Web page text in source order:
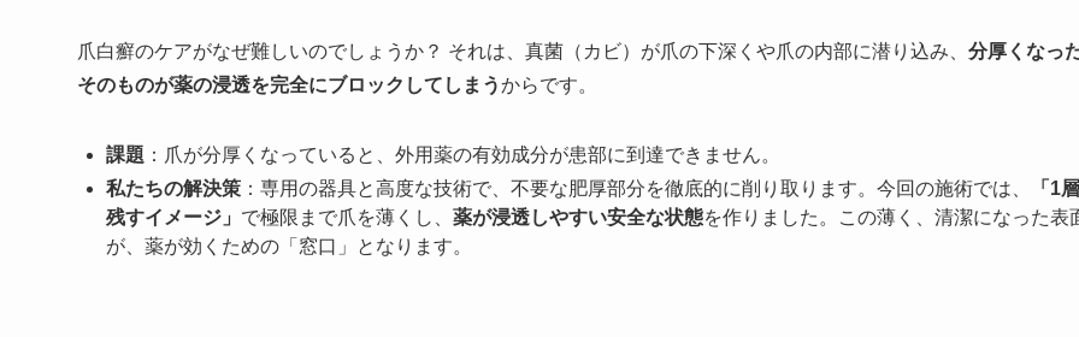
爪白癬のケアがなぜ難しいのでしょうか？ それは、真菌（カビ）が爪の下深くや爪の内部に潜り込み、 分厚くなっ
そのものが薬の浸透を完全にブロックしてしまうからです。
課題 ：爪が分厚くなっていると、外用薬の有効成分が患部に到達できません。
私たちの解決策 ：専用の器具と高度な技術で、不要な肥厚部分を徹底的に削り取ります。今回の施術では、
「1
残すイメージ」 で極限まで爪を薄くし、 薬が浸透しやすい安全な状態を作りました。この薄く、清潔になった表
が、薬が効くための「窓口」となります。